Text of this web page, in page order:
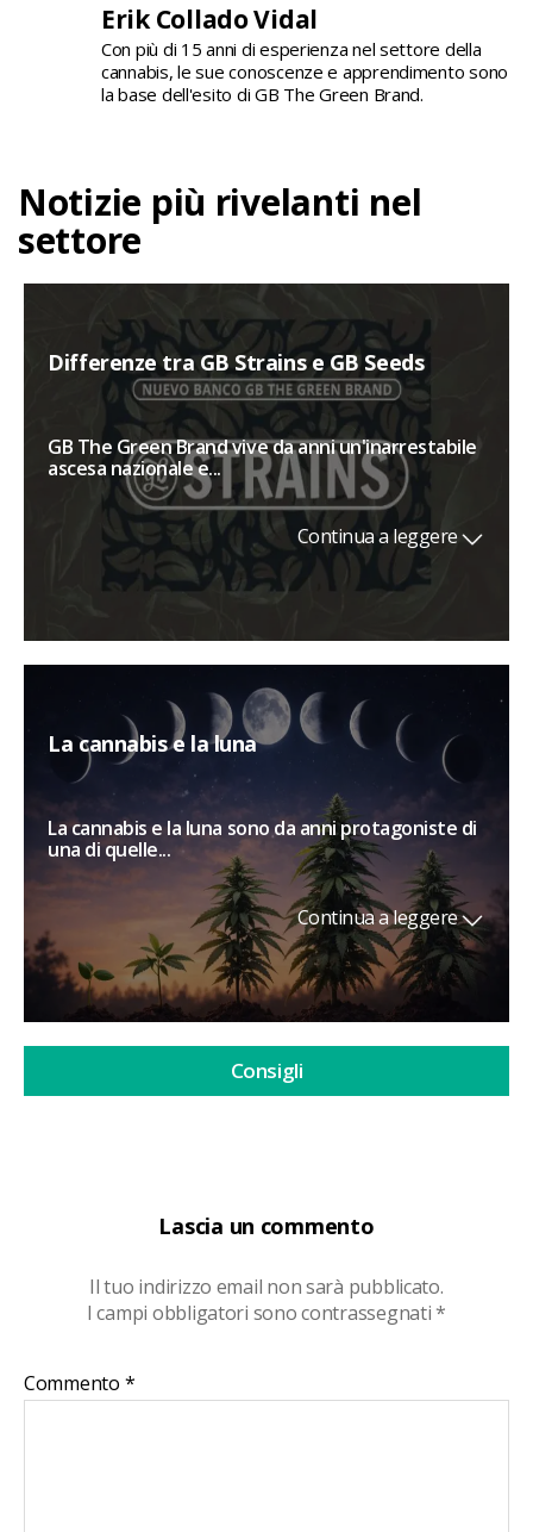
Erik Collado Vidal
Con più di 15 anni di esperienza nel settore della
cannabis, le sue conoscenze e apprendimento sono
la base dell'esito di GB The Green Brand.
Lascia un commento
Il tuo indirizzo email non sarà pubblicato.
I campi obbligatori sono contrassegnati*
Commento *
Notizie più rivelanti nel
settore
Differenze tra GB Strains e GB Seeds
GB The Green Brand vive da anni un'inarrestabile
ascesa nazionale e...
Continua a leggere
La cannabis e la luna
La cannabis e la luna sono da anni protagoniste di
una di quelle...
Continua a leggere
Consigli